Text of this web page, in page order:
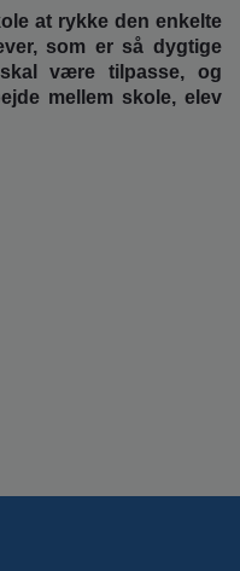
at rykke den enkelte
som er så dygtige
være tilpasse, og
mellem skole, elev